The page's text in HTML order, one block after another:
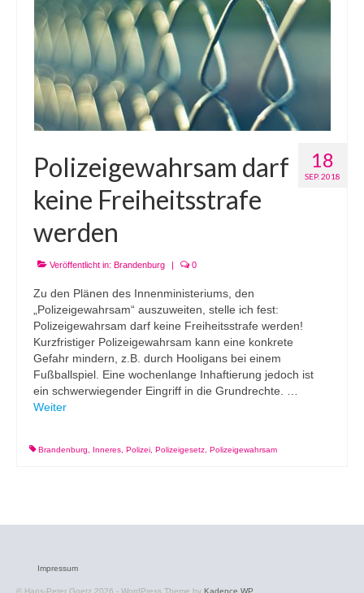
18
SEP. 2018
Polizeigewahrsam darf
keine Freiheitsstrafe
werden
Veröffentlicht in: Brandenburg | 0
Zu den Plänen des Innenministeriums, den
„Polizeigewahrsam“ auszuweiten, stelle ich fest:
Polizeigewahrsam darf keine Freiheitsstrafe werden!
Kurzfristiger Polizeigewahrsam kann eine konkrete
Gefahr mindern, z.B. durch Hooligans bei einem
Fußballspiel. Eine wochenlange Inhaftierung jedoch ist
ein schwerwiegender Eingriff in die Grundrechte. …
Weiter
Brandenburg Inneres Polizei Polizeigesetz Polizeigewahrsam
Impressum
© Hans-Peter Goetz 2026 - WordPress Theme by Kadence WP